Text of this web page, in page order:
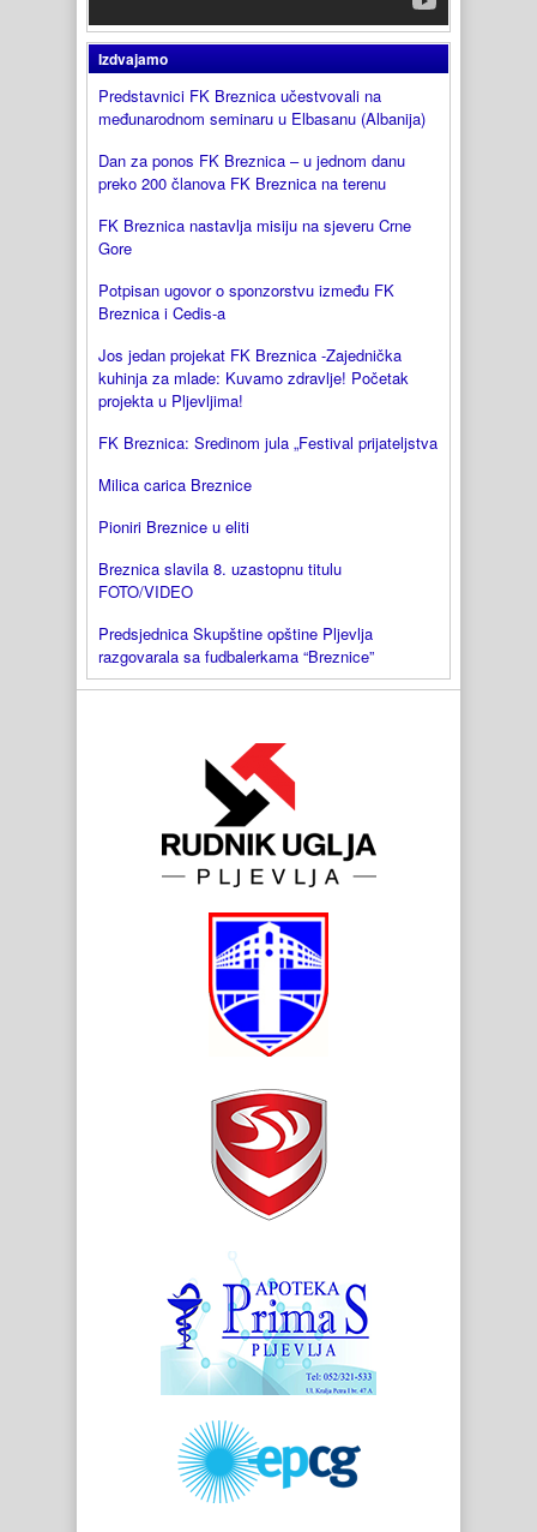
Izdvajamo
Predstavnici FK Breznica učestvovali na
međunarodnom seminaru u Elbasanu (Albanija)
Dan za ponos FK Breznica – u jednom danu
preko 200 članova FK Breznica na terenu
FK Breznica nastavlja misiju na sjeveru Crne
Gore
Potpisan ugovor o sponzorstvu između FK
Breznica i Cedis-a
Jos jedan projekat FK Breznica -Zajednička
kuhinja za mlade: Kuvamo zdravlje! Početak
projekta u Pljevljima!
FK Breznica: Sredinom jula „Festival prijateljstva
Milica carica Breznice
Pioniri Breznice u eliti
Breznica slavila 8. uzastopnu titulu
FOTO/VIDEO
Predsjednica Skupštine opštine Pljevlja
razgovarala sa fudbalerkama “Breznice”